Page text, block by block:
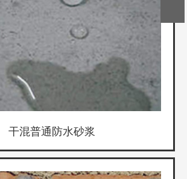
干混普通防水砂浆